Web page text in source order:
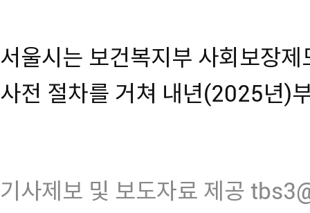
서울시는 보건복지부 사회보장
사전 절차를 거쳐 내년(2025년)
기사제보 및 보도자료 제공